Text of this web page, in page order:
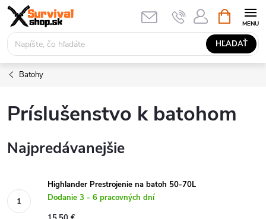
Prejsť
obsah
HĽADAŤ
KOŠÍK
Batohy
Príslušenstvo k batohom
Najpredávanejšie
Highlander Prestrojenie na batoh 50-70L
Dodanie 3 - 6 pracovných dní